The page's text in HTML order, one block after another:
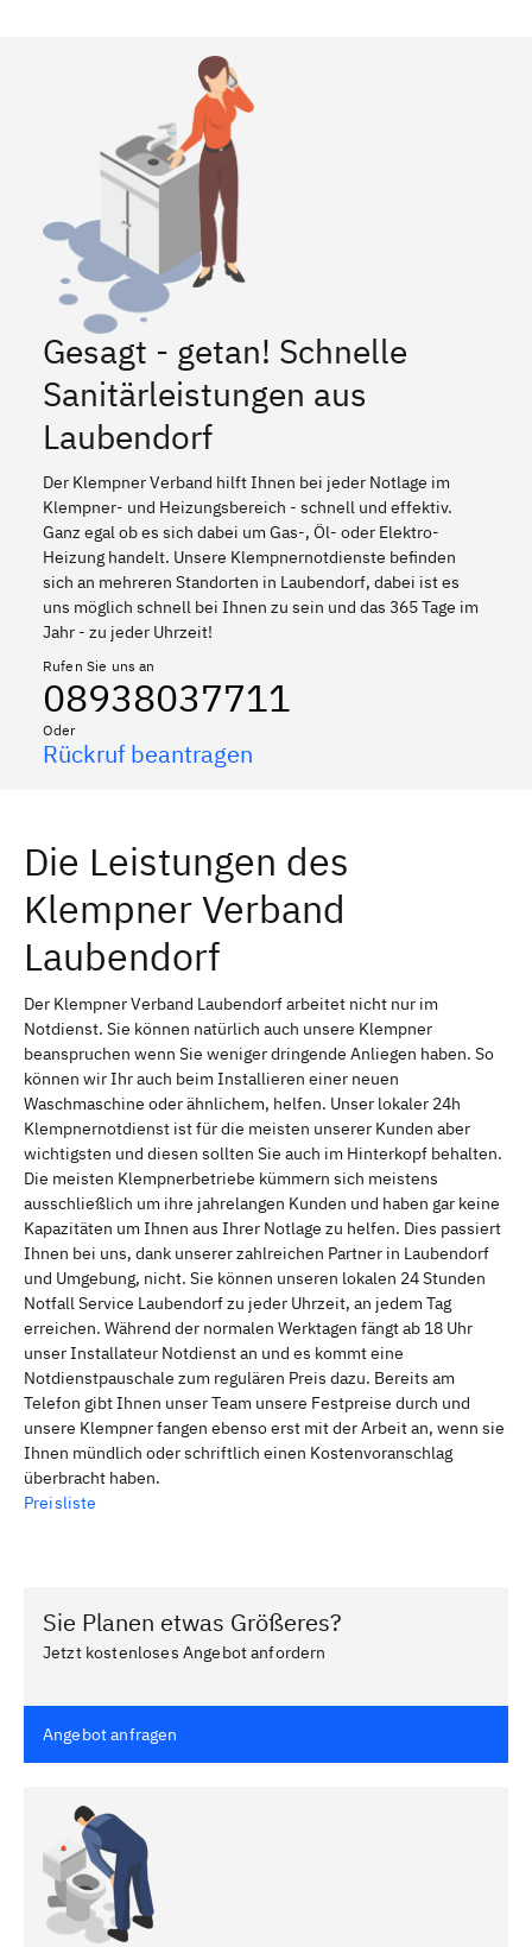
Gesagt - getan! Schnelle
Sanitärleistungen aus
Laubendorf
Der Klempner Verband hilft Ihnen bei jeder Notlage im
Klempner- und Heizungsbereich - schnell und effektiv.
Ganz egal ob es sich dabei um Gas-, Öl- oder Elektro-
Heizung handelt. Unsere Klempnernotdienste befinden
sich an mehreren Standorten in Laubendorf, dabei ist es
uns möglich schnell bei Ihnen zu sein und das 365 Tage im
Jahr - zu jeder Uhrzeit!
Rufen Sie uns an
08938037711
Oder
Rückruf beantragen
Die Leistungen des
Klempner Verband
Laubendorf
Der Klempner Verband Laubendorf arbeitet nicht nur im
Notdienst. Sie können natürlich auch unsere Klempner
beanspruchen wenn Sie weniger dringende Anliegen haben. So
können wir Ihr auch beim Installieren einer neuen
Waschmaschine oder ähnlichem, helfen. Unser lokaler 24h
Klempnernotdienst ist für die meisten unserer Kunden aber
wichtigsten und diesen sollten Sie auch im Hinterkopf behalten.
Die meisten Klempnerbetriebe kümmern sich meistens
ausschließlich um ihre jahrelangen Kunden und haben gar keine
Kapazitäten um Ihnen aus Ihrer Notlage zu helfen. Dies passiert
Ihnen bei uns, dank unserer zahlreichen Partner in Laubendorf
und Umgebung, nicht. Sie können unseren lokalen 24 Stunden
Notfall Service Laubendorf zu jeder Uhrzeit, an jedem Tag
erreichen. Während der normalen Werktagen fängt ab 18 Uhr
unser Installateur Notdienst an und es kommt eine
Notdienstpauschale zum regulären Preis dazu. Bereits am
Telefon gibt Ihnen unser Team unsere Festpreise durch und
unsere Klempner fangen ebenso erst mit der Arbeit an, wenn sie
Ihnen mündlich oder schriftlich einen Kostenvoranschlag
überbracht haben.
Preisliste
Sie Planen etwas Größeres?
Jetzt kostenloses Angebot anfordern
Angebot anfragen